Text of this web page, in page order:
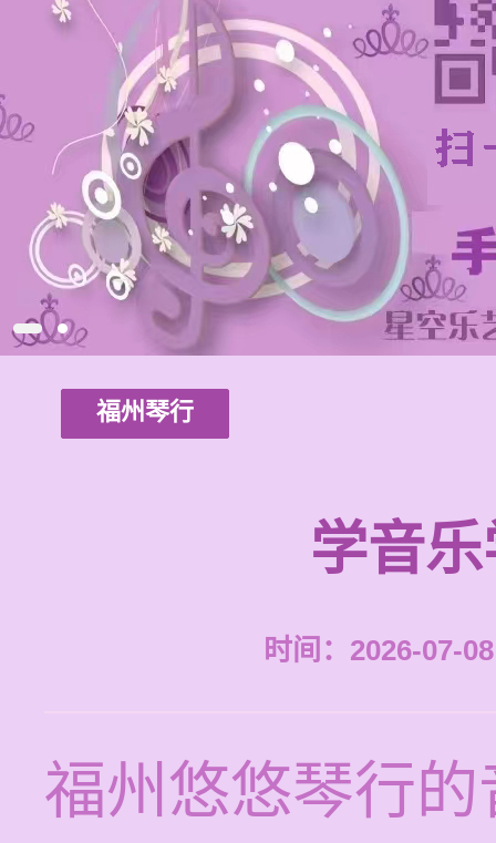
福州琴行
学音
时间：2026-07-
福州悠悠琴行